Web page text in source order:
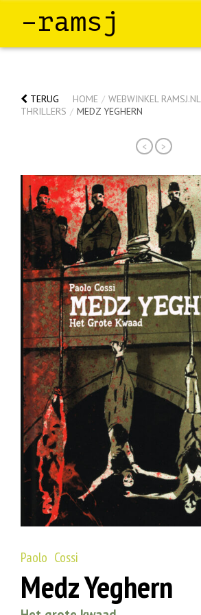
–ramsj
TERUG HOME / WEBWINKEL RAMSJ.NL
THRILLERS / MEDZ YEGHERN
< >
Paolo Cossi
Medz Yeghern